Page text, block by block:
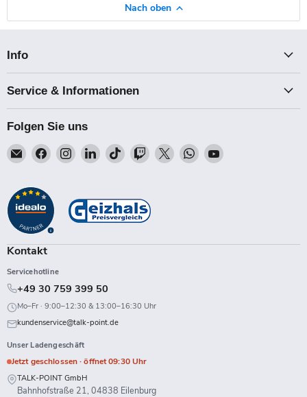
Nach oben
Info
Service & Informationen
Folgen Sie uns
Email
Talk-
Finden
Sie
auf
Facebook
Finden
Sie
auf
Instagram
Finden
Sie
auf
LinkedIn
Finden
Sie
auf
TikTok
Finden
Sie
Twitch
Finden
Sie
Finden
Sie
Finden
Kontakt
Servicehotline
+49 30 759 399 50
Mo–Fr · 9:00–12:30 & 13:00–16:30 Uhr
kundenservice@talk-point.de
Unser Ladengeschäft
Jetzt geschlossen · öffnet 09:30 Uhr
TALK-POINT GmbH
Bahnhofstraße 21, 04838 Eilenburg